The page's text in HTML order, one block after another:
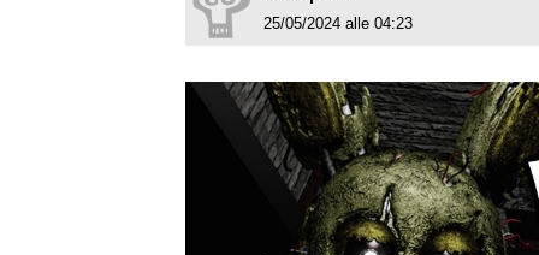
25/05/2024 alle 04:23